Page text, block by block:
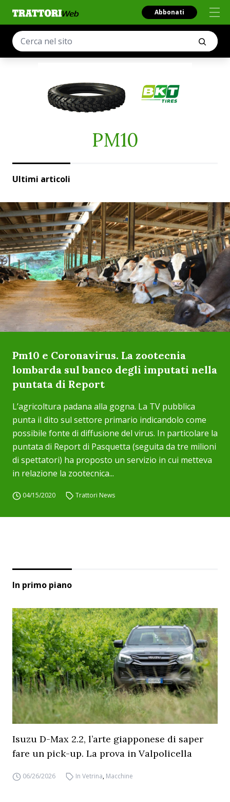
Abbonati
PM10
Ultimi articoli
Pm10 e Coronavirus. La zootecnia
lombarda sul banco degli imputati nella
puntata di Report
L’agricoltura padana alla gogna. La TV pubblica
punta il dito sul settore primario indicandolo come
possibile fonte di diffusione del virus. In particolare la
puntata di Report di Pasquetta (seguita da tre milioni
di spettatori) ha proposto un servizio in cui metteva
in relazione la zootecnica...
04/15/2020 Trattori News
In primo piano
Isuzu D-Max 2.2, l’arte giapponese di saper
fare un pick-up. La prova in Valpolicella
06/26/2026 In Vetrina, Macchine